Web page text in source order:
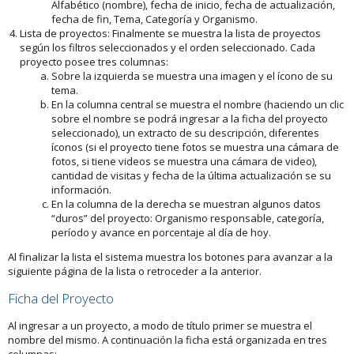
Alfabético (nombre), fecha de inicio, fecha de actualización,
fecha de fin, Tema, Categoría y Organismo.
Lista de proyectos: Finalmente se muestra la lista de proyectos
según los filtros seleccionados y el orden seleccionado. Cada
proyecto posee tres columnas:
Sobre la izquierda se muestra una imagen y el ícono de su
tema.
En la columna central se muestra el nombre (haciendo un clic
sobre el nombre se podrá ingresar a la ficha del proyecto
seleccionado), un extracto de su descripción, diferentes
íconos (si el proyecto tiene fotos se muestra una cámara de
fotos, si tiene videos se muestra una cámara de video),
cantidad de visitas y fecha de la última actualización se su
información.
En la columna de la derecha se muestran algunos datos
“duros” del proyecto: Organismo responsable, categoría,
período y avance en porcentaje al día de hoy.
Al finalizar la lista el sistema muestra los botones para avanzar a la
siguiente página de la lista o retroceder a la anterior.
Ficha del Proyecto
Al ingresar a un proyecto, a modo de título primer se muestra el
nombre del mismo. A continuación la ficha está organizada en tres